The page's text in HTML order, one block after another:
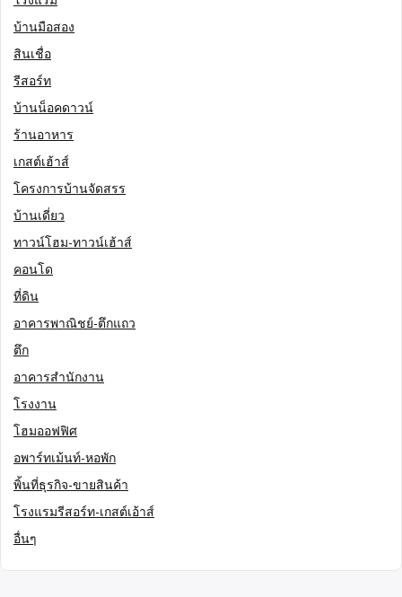
บ้านมือสอง
สินเชื่อ
รีสอร์ท
บ้านน็อคดาวน์
ร้านอาหาร
เกสต์เฮ้าส์
โครงการบ้านจัดสรร
บ้านเดี่ยว
ทาวน์โฮม-ทาวน์เฮ้าส์
คอนโด
ที่ดิน
อาคารพาณิชย์-ตึกแถว
ตึก
อาคารสำนักงาน
โรงงาน
โฮมออฟฟิศ
อพาร์ทเม้นท์-หอพัก
พิ้นที่ธุรกิจ-ขายสินค้า
โรงแรมรีสอร์ท-เกสต์เอ้าส์
อื่นๆ